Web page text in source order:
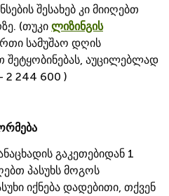
შესახებ კი მიიღებთ
(თუკი ლიზინგის
სამუშაო დღის
შეტყობინებას, აუცილებლად
2 244 600 )
გაკეთებიდან 1
პასუხს მოგოს
იქნება დადებითი, თქვენ